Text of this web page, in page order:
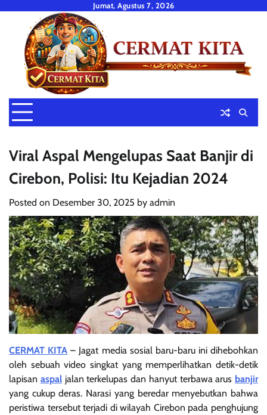
content
Jumat, Agustus 7, 2026
Viral Aspal Mengelupas Saat Banjir di
Cirebon, Polisi: Itu Kejadian 2024
Posted on Desember 30, 2025 by admin
CERMAT KITA – Jagat media sosial baru-baru ini dihebohkan
oleh sebuah video singkat yang memperlihatkan detik-detik
lapisan aspaljalan terkelupas dan hanyut terbawa arus banjir
yang cukup deras. Narasi yang beredar menyebutkan bahwa
peristiwa tersebut terjadi di wilayah Cirebon pada penghujung